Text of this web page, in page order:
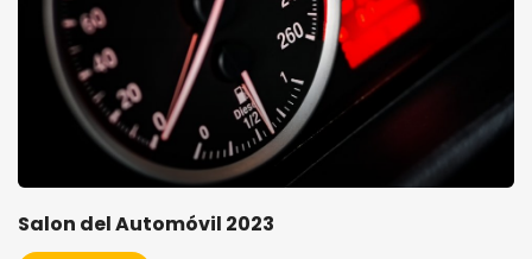
Salon del Automóvil 2023